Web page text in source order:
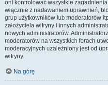
oni kontrolować wszystkie
włącznie z nadawaniem uprawnień,
grup użytkowników lub moderatorów
założyciela witryny i innych
nowych administratorów.
moderatorów na wszystkich forach
moderacyjnych uzależniony jest od
witryny.
Na górę